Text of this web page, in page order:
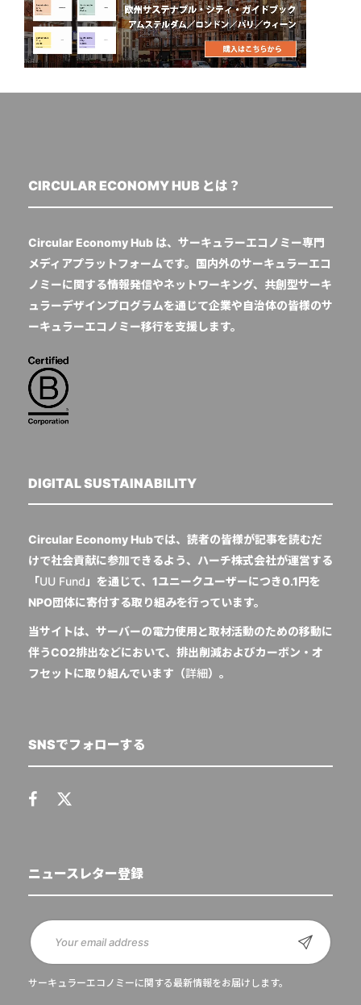
CIRCULAR ECONOMY HUB とは？
Circular Economy Hub は、サーキュラーエコノミー専門
メディアプラットフォームです。国内外のサーキュラーエコ
ノミーに関する情報発信やネットワーキング、共創型サーキ
ュラーデザインプログラムを通じて企業や自治体の皆様のサ
ーキュラーエコノミー移行を支援します。
DIGITAL SUSTAINABILITY
Circular Economy Hubでは、読者の皆様が記事を読むだ
けで社会貢献に参加できるよう、ハーチ株式会社が運営する
「UU Fund 」を通じて、1ユニークユーザーにつき0.1円を
NPO団体に寄付する取り組みを行っています。
当サイトは、サーバーの電力使用と取材活動のための移動に
伴うCO2排出などにおいて、排出削減およびカーボン・オ
フセットに取り組んでいます（詳細）。
SNSでフォローする
ニュースレター登録
サーキュラーエコノミーに関する最新情報をお届けします。